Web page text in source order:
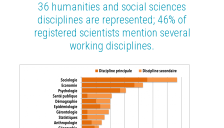
36 humanities and social sciences
disciplines are represented; 46% of
registered scientists mention several
working disciplines.